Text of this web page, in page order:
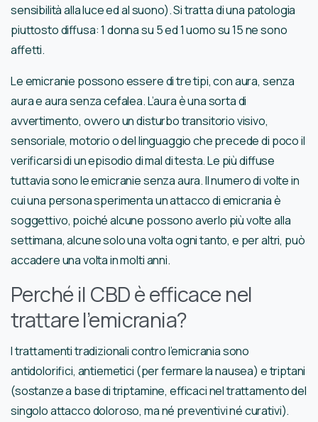
sensibilità alla luce ed al suono). Si tratta di una patologia
piuttosto diffusa: 1 donna su 5 ed 1 uomo su 15 ne sono
affetti.
Le emicranie possono essere di tre tipi, con aura, senza
aura e aura senza cefalea. L’aura è una sorta di
avvertimento, ovvero un disturbo transitorio visivo,
sensoriale, motorio o del linguaggio che precede di poco il
verificarsi di un episodio di mal di testa. Le più diffuse
tuttavia sono le emicranie senza aura. Il numero di volte in
cui una persona sperimenta un attacco di emicrania è
soggettivo, poiché alcune possono averlo più volte alla
settimana, alcune solo una volta ogni tanto, e per altri, può
accadere una volta in molti anni.
Perché il CBD è efficace nel
trattare l’emicrania?
I trattamenti tradizionali contro l’emicrania sono
antidolorifici, antiemetici (per fermare la nausea) e triptani
(sostanze a base di triptamine, efficaci nel trattamento del
singolo attacco doloroso, ma né preventivi né curativi).